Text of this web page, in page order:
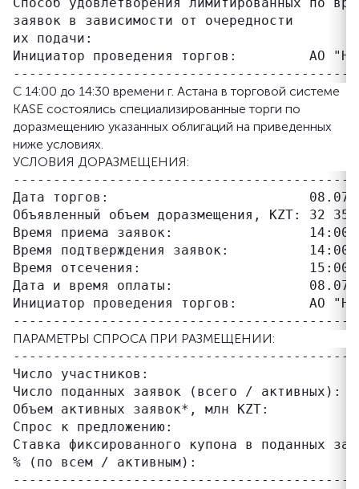
заявок в зависимости от очередности
их подачи:
Инициатор проведения торгов:         АО
С 14:00 до 14:30 времени г. Астана в торговой системе
KASE состоялись специализированные торги по
доразмещению указанных облигаций на приведенных
ниже условиях.
УСЛОВИЯ ДОРАЗМЕЩЕНИЯ:
Дата торгов:
Объявленный объем доразмещения, KZT: 32
Время приема заявок:
Время подтверждения заявок:
Время отсечения:                     15:00
Дата и время оплаты:
Инициатор проведения торгов:         АО
ПАРАМЕТРЫ СПРОСА ПРИ РАЗМЕЩЕНИИ:
Число участников:
Число поданных заявок (всего /
Объем активных заявок*, млн KZT:
Спрос к предложению:
Ставка фиксированного купона в поданных
% (по всем / активным):